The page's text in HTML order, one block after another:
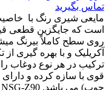
تماس بگیرید
است که جایگزین قطعی
روی سطح کاملاً بیرنگ
آکریلیک و با بهره گیری
ترکیب در هر نوع دوغاب را
قوی با سازه کرده و